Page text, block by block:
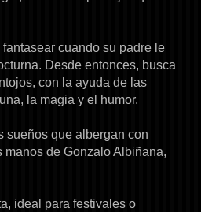
cuando su padre le
Desde entonces, busca
con la ayuda de las
la magia y el humor.
sueños que albergan con
manos de Gonzalo Albiñana,
ideal para festivales o